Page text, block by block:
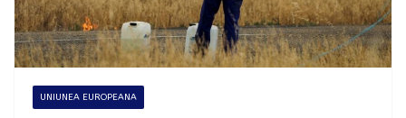
UNIUNEA EUROPEANA